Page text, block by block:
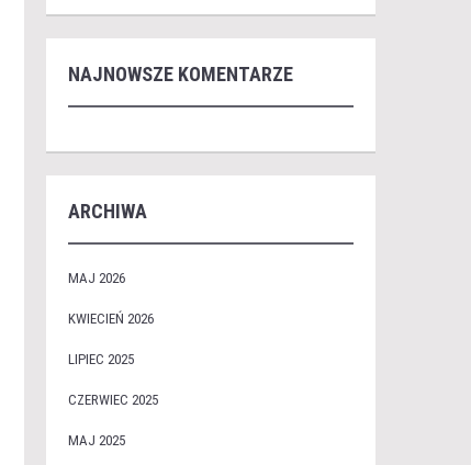
NAJNOWSZE KOMENTARZE
ARCHIWA
MAJ 2026
KWIECIEŃ 2026
LIPIEC 2025
CZERWIEC 2025
MAJ 2025